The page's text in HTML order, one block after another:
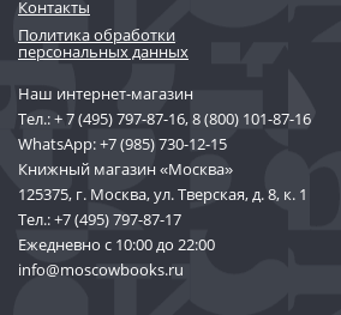
Контакты
Политика обработки
персональных данных
Наш интернет-магазин
Тел.:+ 7 (495) 797-87-16,8 (800) 101-87-16
WhatsApp:+7 (985) 730-12-15
Книжный магазин «Москва»
125375, г. Москва, ул. Тверская, д. 8, к. 1
Тел.:+7 (495) 797-87-17
Ежедневно с 10:00 до 22:00
info@moscowbooks.ru